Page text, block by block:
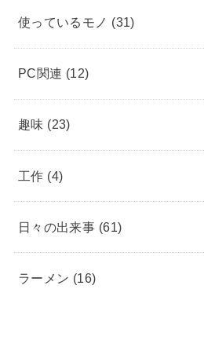
使っているモノ (31)
PC関連 (12)
趣味 (23)
工作 (4)
日々の出来事 (61)
ラーメン (16)